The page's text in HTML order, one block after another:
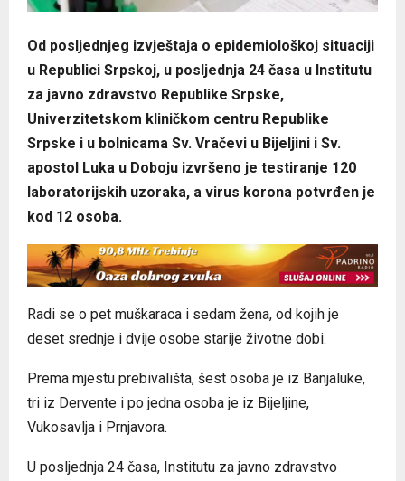
Od posljednjeg izvještaja o epidemiološkoj situaciji
u Republici Srpskoj, u posljednja 24 časa u Institutu
za javno zdravstvo Republike Srpske,
Univerzitetskom kliničkom centru Republike
Srpske i u bolnicama Sv. Vračevi u Bijeljini i Sv.
apostol Luka u Doboju izvršeno je testiranje 120
laboratorijskih uzoraka, a virus korona potvrđen je
kod 12 osoba.
Radi se o pet muškaraca i sedam žena, od kojih je
deset srednje i dvije osobe starije životne dobi.
Prema mjestu prebivališta, šest osoba je iz Banjaluke,
tri iz Dervente i po jedna osoba je iz Bijeljine,
Vukosavlja i Prnjavora.
U posljednja 24 časa, Institutu za javno zdravstvo